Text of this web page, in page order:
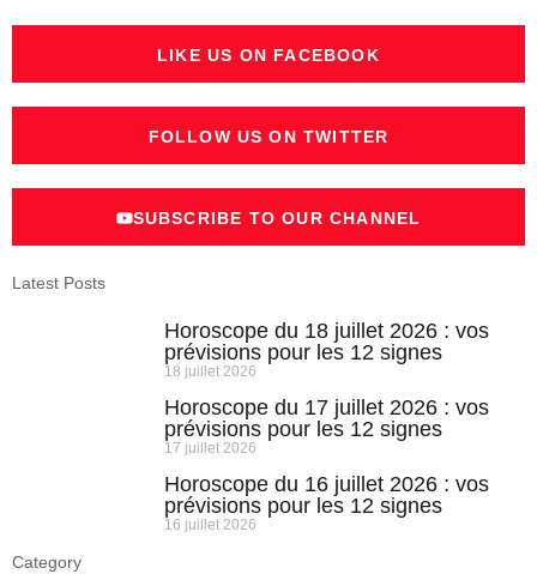
LIKE US ON FACEBOOK
FOLLOW US ON TWITTER
SUBSCRIBE TO OUR CHANNEL
Latest Posts
Horoscope du 18 juillet 2026 : vos
prévisions pour les 12 signes
18 juillet 2026
Horoscope du 17 juillet 2026 : vos
prévisions pour les 12 signes
17 juillet 2026
Horoscope du 16 juillet 2026 : vos
prévisions pour les 12 signes
16 juillet 2026
Category